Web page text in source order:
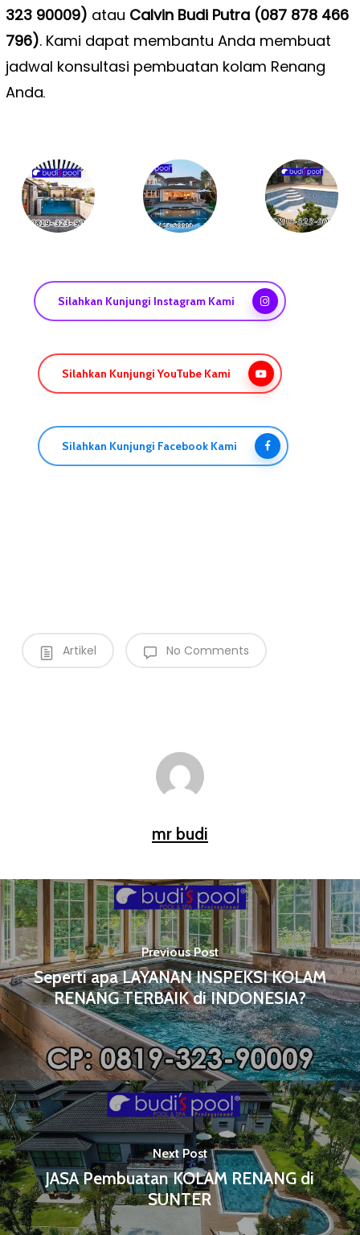
323 90009) atau Calvin Budi Putra (087 878 466
796). Kami dapat membantu Anda membuat
jadwal konsultasi pembuatan kolam Renang
Anda.
Silahkan Kunjungi Instagram Kami
Silahkan Kunjungi YouTube Kami
Silahkan Kunjungi Facebook Kami
Artikel No Comments
mr budi
Previous Post
Seperti apa LAYANAN INSPEKSI KOLAM
RENANG TERBAIK di INDONESIA?
Next Post
JASA Pembuatan KOLAM RENANG di
SUNTER